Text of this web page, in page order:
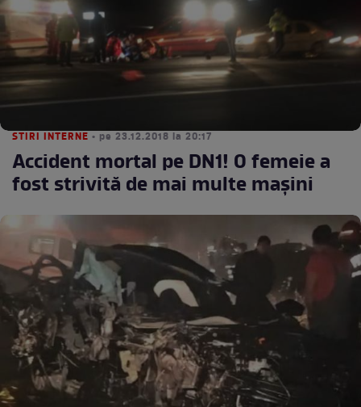
STIRI INTERNE • pe 23.12.2018 la 20:17
Accident mortal pe DN1! O femeie a
fost strivită de mai multe mașini